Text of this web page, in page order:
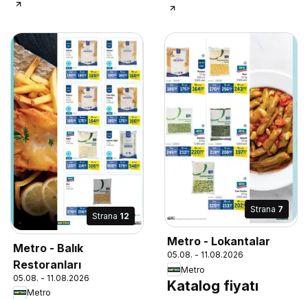
Strana 12
Metro - Balık
Restoranları
05.08. - 11.08.2026
Metro
Strana 7
Metro - Lokantalar
05.08. - 11.08.2026
Metro
Katalog fiyatı